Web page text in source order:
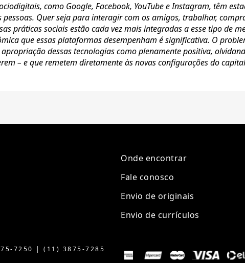
como Google, Facebook, YouTube e Instagram, têm
Quer seja para interagir com os amigos, trabalhar,
práticas sociais estão cada vez mais integradas a esse tipo de
que essas plataformas desempenham é significativa. O
dessas tecnologias como plenamente positiva,
– e que remetem diretamente às novas configurações do
7250 | (11) 3875-7285
Onde encontrar
Fale conosco
Envio de originais
Envio de currículos